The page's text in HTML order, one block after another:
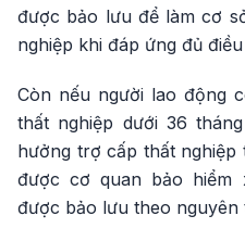
được bảo lưu để làm cơ
nghiệp khi đáp ứng đủ
Còn nếu người lao động
thất nghiệp dưới 36
hưởng trợ cấp thất nghiệp
được cơ quan bảo
được bảo lưu theo nguyên